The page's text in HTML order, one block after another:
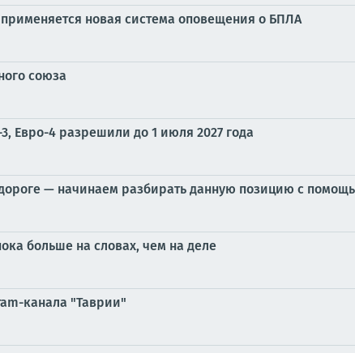
новая система оповещения о БПЛА
союза
Евро-4 разрешили до 1 июля 2027 года
— начинаем разбирать данную позицию с
больше на словах, чем на деле
канала "Таврии"